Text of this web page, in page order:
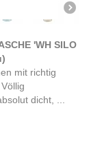
'WH SILO
mit richtig
dicht, ...